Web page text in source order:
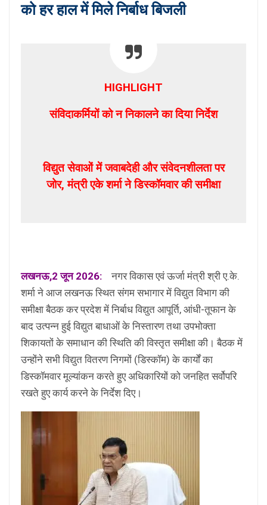
को हर हाल में मिले निर्बाध बिजली
HIGHLIGHT
संविदाकर्मियों को न निकालने का दिया निर्देश
विद्युत सेवाओं में जवाबदेही और संवेदनशीलता पर
जोर, मंत्री एके शर्मा ने डिस्कॉमवार की समीक्षा
लखनऊ,2 जून 2026:
नगर विकास एवं ऊर्जा मंत्री श्री ए.के.
शर्मा ने आज लखनऊ स्थित संगम सभागार में विद्युत विभाग की
समीक्षा बैठक कर प्रदेश में निर्बाध विद्युत आपूर्ति, आंधी-तूफान के
बाद उत्पन्न हुई विद्युत बाधाओं के निस्तारण तथा उपभोक्ता
शिकायतों के समाधान की स्थिति की विस्तृत समीक्षा की। बैठक में
उन्होंने सभी विद्युत वितरण निगमों (डिस्कॉम) के कार्यों का
डिस्कॉमवार मूल्यांकन करते हुए अधिकारियों को जनहित सर्वोपरि
रखते हुए कार्य करने के निर्देश दिए।